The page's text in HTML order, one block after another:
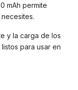
mAh permite
y la carga de los
para usar en